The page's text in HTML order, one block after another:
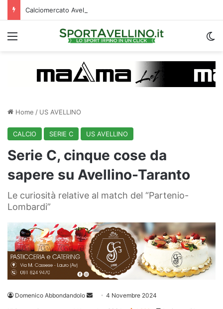
Menu
Home / US AVELLINO
CALCIO SERIE C US AVELLINO
Serie C, cinque cose da
sapere su Avellino-Taranto
Le curiosità relative al match del “Partenio-
Lombardi”
Domenico Abbondandolo
Invia 4 Novembre 2024